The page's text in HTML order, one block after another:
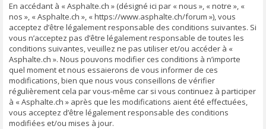
En accédant à « Asphalte.ch » (désigné ici par « nous », « notre », «
nos », « Asphalte.ch », « https://www.asphalte.ch/forum »), vous
acceptez d’être légalement responsable des conditions suivantes. Si
vous n’acceptez pas d’être légalement responsable de toutes les
conditions suivantes, veuillez ne pas utiliser et/ou accéder à «
Asphalte.ch ». Nous pouvons modifier ces conditions à n’importe
quel moment et nous essaierons de vous informer de ces
modifications, bien que nous vous conseillons de vérifier
régulièrement cela par vous-même car si vous continuez à participer
à « Asphalte.ch » après que les modifications aient été effectuées,
vous acceptez d’être légalement responsable des conditions
modifiées et/ou mises à jour.